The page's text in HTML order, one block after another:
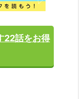
22話をお得